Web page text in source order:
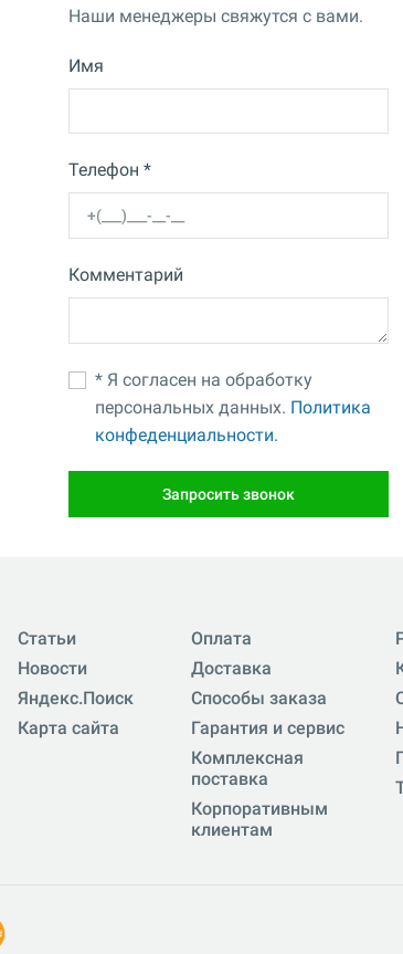
Наши менеджеры свяжутся с вами.
Имя
Телефон *
Комментарий
* Я согласен на обработку
персональных данных. Политика
конфеденциальности.
Запросить звонок
Статьи
Новости
Яндекс.Поиск
Карта сайта
Оплата
Доставка
Способы заказа
Гарантия и сервис
Комплексная
поставка
Корпоративным
клиентам